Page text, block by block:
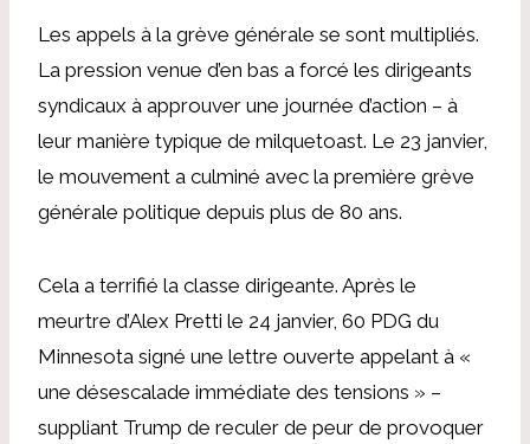
Les appels à la grève générale se sont multipliés.
La pression venue d’en bas a forcé les dirigeants
syndicaux à approuver une journée d’action – à
leur manière typique de milquetoast. Le 23 janvier,
le mouvement a culminé avec la première grève
générale politique depuis plus de 80 ans.
Cela a terrifié la classe dirigeante. Après le
meurtre d’Alex Pretti le 24 janvier, 60 PDG du
Minnesota signé une lettre ouverte appelant à «
une désescalade immédiate des tensions » –
suppliant Trump de reculer de peur de provoquer